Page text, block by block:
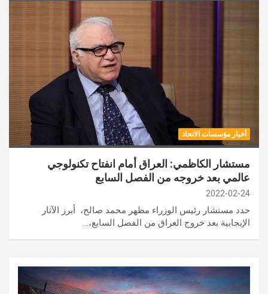
أخبار مؤسسات الاتحاد
مستشار الكاظمي: العراق أمام انفتاح تكنولوجي
عالمي بعد خروجه من الفصل السابع
2022-02-24
حدد مستشار رئيس الوزراء مظهر محمد صالح، أبرز الآثار
الإيجابية بعد خروج العراق من الفصل السابع،…